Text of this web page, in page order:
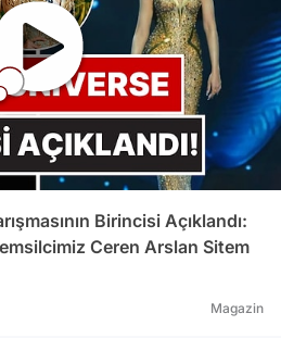
Birincisi Açıklandı:
Ceren Arslan Sitem
Magazin